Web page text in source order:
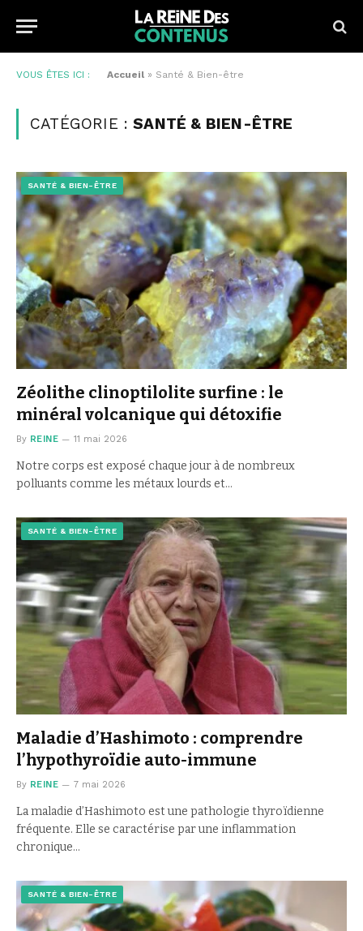
VOUS ÊTES ICI : Accueil » Santé & Bien-être
CATÉGORIE :SANTÉ & BIEN-ÊTRE
SANTÉ & BIEN-ÊTRE
Zéolithe clinoptilolite surfine : le
minéral volcanique qui détoxifie
By REINE 11 mai 2026
Notre corps est exposé chaque jour à de nombreux
polluants comme les métaux lourds et…
SANTÉ & BIEN-ÊTRE
Maladie d’Hashimoto : comprendre
l’hypothyroïdie auto-immune
By REINE 7 mai 2026
La maladie d’Hashimoto est une pathologie thyroïdienne
fréquente. Elle se caractérise par une inflammation
chronique…
SANTÉ & BIEN-ÊTRE